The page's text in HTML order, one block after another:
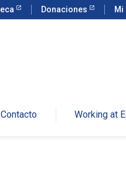
Donaciones Mi
Contacto Working at